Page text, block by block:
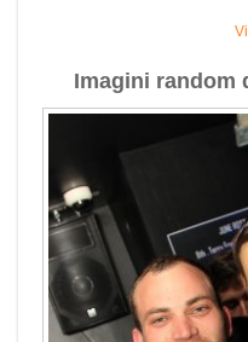
Imagini random